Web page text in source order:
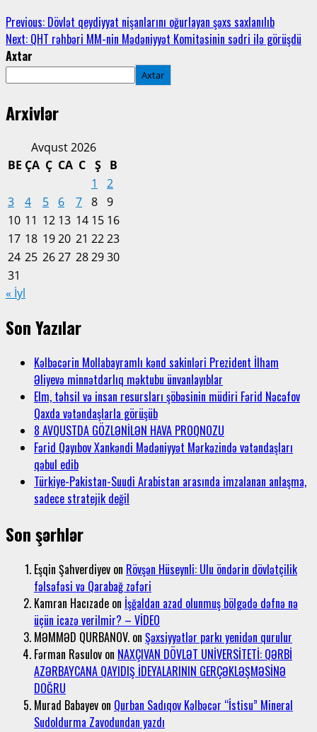
Previous: Dövlət qeydiyyat nişanlarını oğurlayan şəxs saxlanılıb
Next: QHT rəhbəri MM-nin Mədəniyyət Komitəsinin sədri ilə görüşdü
Axtar
Axtar
Arxivlər
Avqust 2026
BE ÇA Ç CA C Ş
B
1
2
3
4 5 6 7 8 9
10 11 12 13 14 15 16
17 18 1920 21 2223
24 25 2627 282930
31
« İyl
Son Yazılar
Kəlbəcərin Mollabayramlı kənd sakinləri Prezident İlham
Əliyevə minnətdarlıq məktubu ünvanlayıblar
Elm, təhsil və insan resursları şöbəsinin müdiri Fərid Nəcəfov
Qaxda vətəndaşlarla görüşüb
8 AVQUSTDA GÖZLƏNİLƏN HAVA PROQNOZU
Fərid Qayıbov Xankəndi Mədəniyyət Mərkəzində vətəndaşları
qəbul edib
Türkiye-Pakistan-Suudi Arabistan arasında imzalanan anlaşma,
sadece stratejik değil
Son şərhlər
Eşqin Şahverdiyev on Rövşən Hüseynli: Ulu öndərin dövlətçilik
fəlsəfəsi və Qarabağ zəfəri
Kamran Hacızade on İşğaldan azad olunmuş bölgədə dəfnə nə
üçün icazə verilmir? – VİDEO
MƏMMƏD QURBANOV. on Şəxsiyyətlər parkı yenidən qurulur
Fərman Rəsulov on NAXÇIVAN DÖVLƏT UNİVERSİTETİ: QƏRBİ
AZƏRBAYCANA QAYIDIŞ İDEYALARININ GERÇƏKLƏŞMƏSİNƏ
DOĞRU
Murad Babayev on Qurban Sadıqov Kəlbəcər “İstisu” Mineral
Sudoldurma Zavodundan yazdı